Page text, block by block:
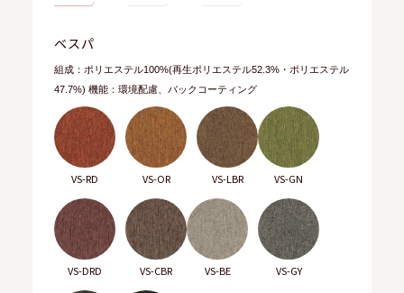
ベスパ
組成：ポリエステル100%(再生ポリエステル52.3%・ポリエステル
47.7%) 機能：環境配慮、バックコーティング
VS-RD VS-OR VS-LBR VS-GN
VS-DRD VS-CBR VS-BE VS-GY